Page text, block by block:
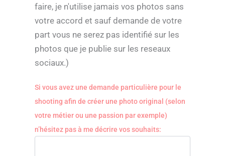
faire, je n'utilise jamais vos photos sans
votre accord et sauf demande de votre
part vous ne serez pas identifié sur les
photos que je publie sur les reseaux
sociaux.)
Si vous avez une demande particulière pour le
shooting afin de créer une photo original (selon
votre métier ou une passion par exemple)
n’hésitez pas à me décrire vos souhaits: